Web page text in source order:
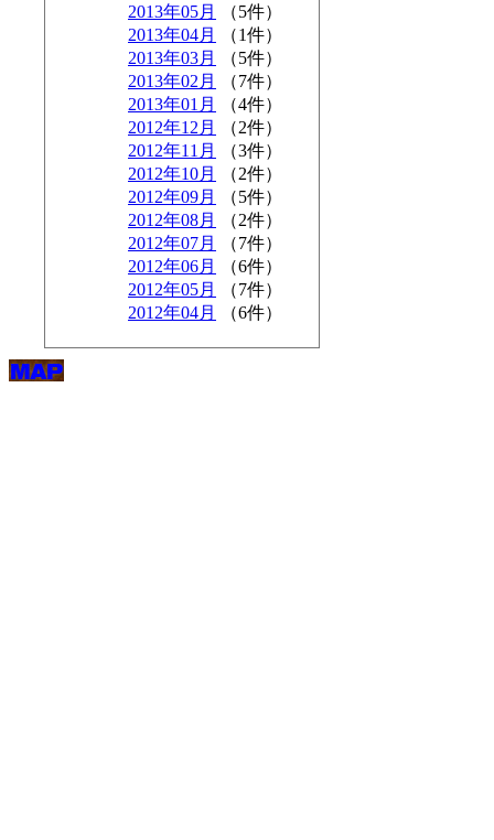
2013年05月
（5件）
2013年04月
（1件）
2013年03月
（5件）
2013年02月
（7件）
2013年01月
（4件）
2012年12月
（2件）
2012年11月
（3件）
2012年10月
（2件）
2012年09月
（5件）
2012年08月
（2件）
2012年07月
（7件）
2012年06月
（6件）
2012年05月
（7件）
2012年04月
（6件）